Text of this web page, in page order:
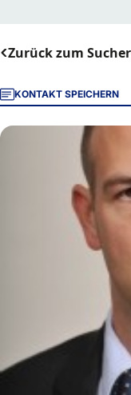
Zurück zum
KONTAKT SPEICHERN